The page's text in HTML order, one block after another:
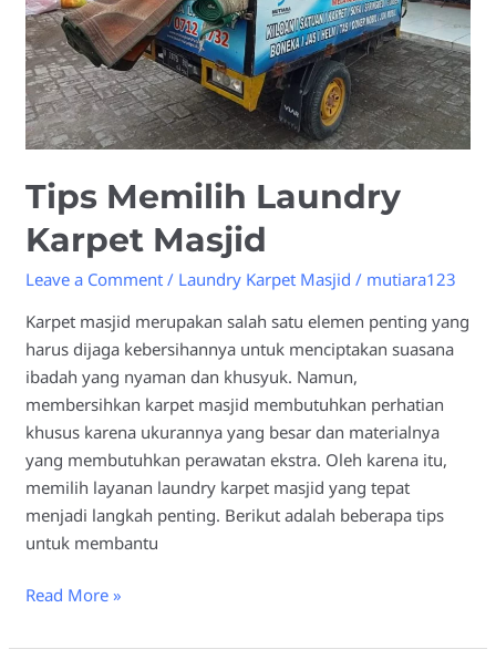
Tips Memilih Laundry
Karpet Masjid
Leave a Comment / Laundry Karpet Masjid / mutiara123
Karpet masjid merupakan salah satu elemen penting yang
harus dijaga kebersihannya untuk menciptakan suasana
ibadah yang nyaman dan khusyuk. Namun,
membersihkan karpet masjid membutuhkan perhatian
khusus karena ukurannya yang besar dan materialnya
yang membutuhkan perawatan ekstra. Oleh karena itu,
memilih layanan laundry karpet masjid yang tepat
menjadi langkah penting. Berikut adalah beberapa tips
untuk membantu
Read More »